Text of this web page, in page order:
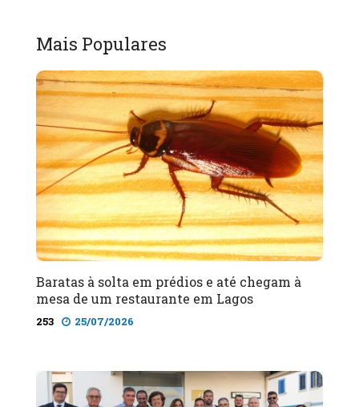
Mais Populares
Baratas à solta em prédios e até chegam à
mesa de um restaurante em Lagos
253 25/07/2026